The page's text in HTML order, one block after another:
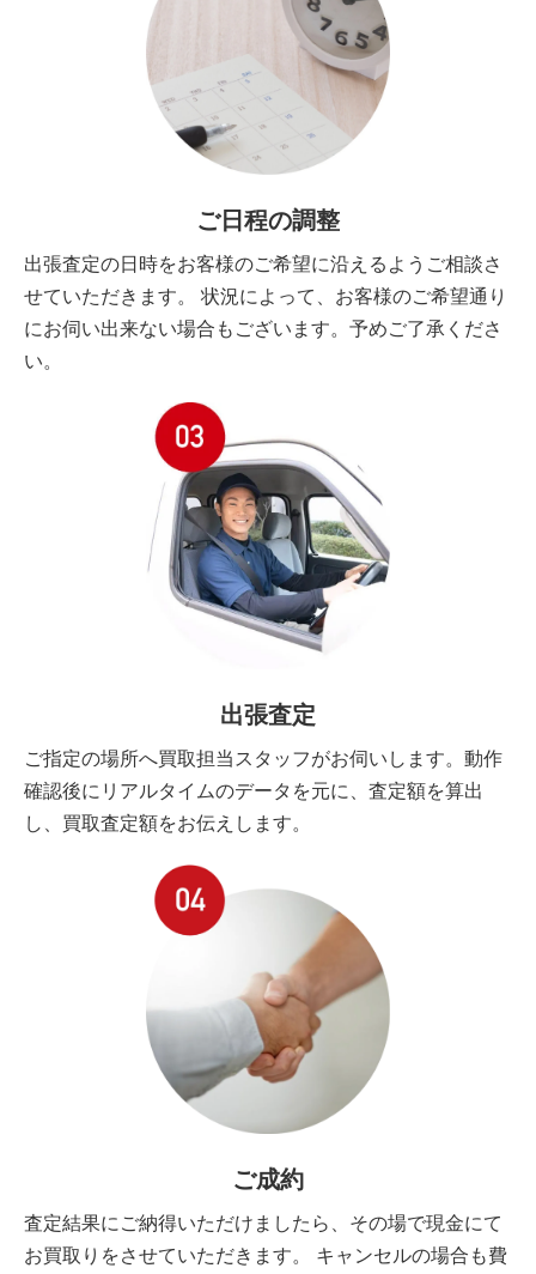
ご日程の調整
出張査定の日時をお客様のご希望に沿えるようご相談さ
せていただきます。 状況によって、お客様のご希望通り
にお伺い出来ない場合もございます。予めご了承くださ
い。
出張査定
ご指定の場所へ買取担当スタッフがお伺いします。動作
確認後にリアルタイムのデータを元に、査定額を算出
し、買取査定額をお伝えします。
ご成約
査定結果にご納得いただけましたら、その場で現金にて
お買取りをさせていただきます。 キャンセルの場合も費